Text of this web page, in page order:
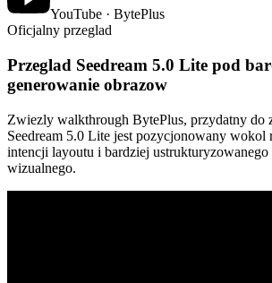
YouTube · BytePlus
Oficjalny przeglad
Przeglad Seedream 5.0 Lite pod
generowanie obrazow
Zwiezly walkthrough BytePlus, przydatny do
Seedream 5.0 Lite jest pozycjonowany wokol
intencji layoutu i bardziej ustrukturyzowanego
wizualnego.